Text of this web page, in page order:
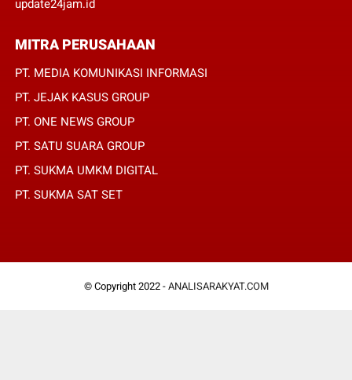
update24jam.id
MITRA PERUSAHAAN
PT. MEDIA KOMUNIKASI INFORMASI
PT. JEJAK KASUS GROUP
PT. ONE NEWS GROUP
PT. SATU SUARA GROUP
PT. SUKMA UMKM DIGITAL
PT. SUKMA SAT SET
© Copyright 2022 - ANALISARAKYAT.COM